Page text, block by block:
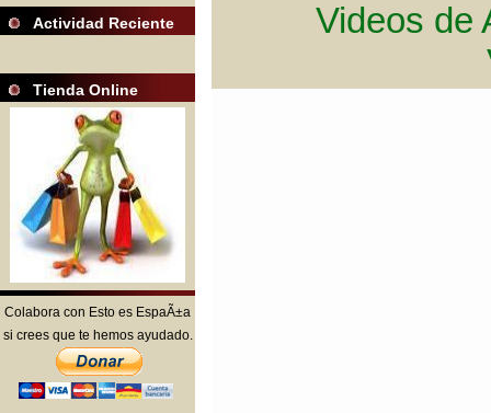
Actividad Reciente
Tienda Online
Colabora con Esto es EspaÃ±a
si crees que te hemos ayudado.
Videos de